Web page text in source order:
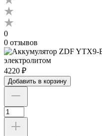
0
0 отзывов
4220 ₽
Добавить в корзину